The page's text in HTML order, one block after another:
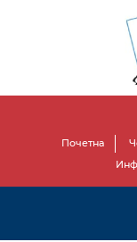
Почетна